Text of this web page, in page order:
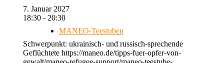
7. Januar 2027
18:30 - 20:30
MANEO-Teestuben
Schwerpunkt: ukrainisch- und russisch-sprechende
Geflüchtete https://maneo.de/tipps-fuer-opfer-von-